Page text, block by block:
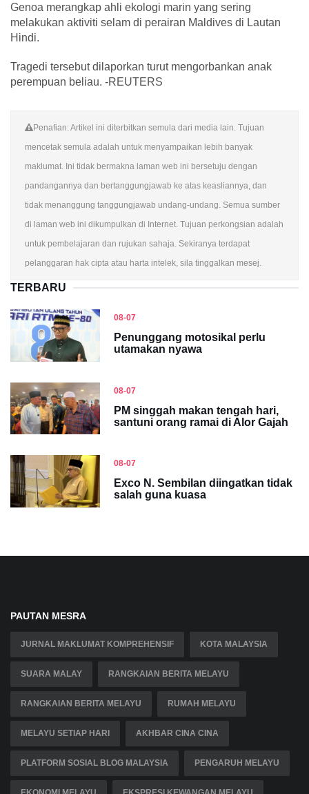
Genoa merangkap ahli ekologi marin yang sering
melakukan aktiviti selam di perairan Maldives di Lautan
Hindi.
Tragedi tersebut dilaporkan turut mengorbankan anak
perempuan beliau. -REUTERS
Penafian: Artikel ini diterbitkan semula dari media lain. Tujuan
mencetak semula adalah untuk menyampaikan lebih banyak
maklumat. Ini tidak bermakna laman web ini bersetuju dengan
pandangannya dan bertanggungjawab ke atas keasliannya, dan
tidak menanggung tanggungjawab undang-undang. Semua sumber
di laman web ini dikumpulkan di Internet. Tujuan perkongsian adalah
untuk pembelajaran dan rujukan sahaja. Sekiranya terdapat
pelanggaran hak cipta atau harta intelek, sila tinggalkan mesej.
TERBARU
08-07
Penunggang motosikal perlu
utamakan nyawa
08-07
PM singgah makan tengah hari,
santuni orang ramai di Alor Gajah
08-07
Exco N. Sembilan diingatkan tidak
salah guna kuasa
PAUTAN MESRA
JURNAL MAKLUMAT KOMPREHENSIF KOTA MALAYSIA
SUARA MALAY RANGKAIAN BERITA MELAYU
RANGKAIAN BERITA MELAYU RUMAH MELAYU
MELAYU SETIAP HARI AKHBAR CINA CINA
PLATFORM SOSIAL BLOG MALAYSIA PENGARUH MELAYU